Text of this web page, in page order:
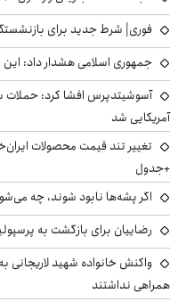
فوری| شرط جدید برای
جمهوری اسلامی هشدار داد:
آمریکایی شد
+جدول
اگر پشه‌ها نابود شوند، چه
رضاییان برای بازگشت به
واکنش خانواده شهید لاریجانی
همراهی نداشتند